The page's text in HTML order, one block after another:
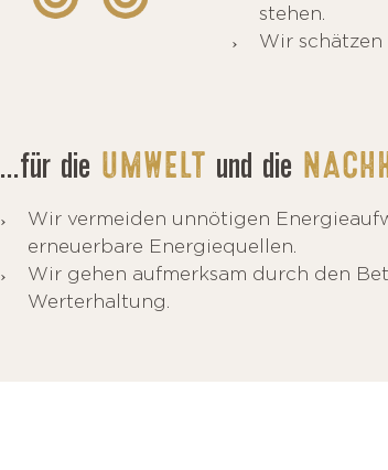
stehen.
Wir
...für die UMWELT und die
Wir vermeiden unnötigen
erneuerbare Energiequellen.
Wir gehen aufmerksam durch den
Werterhaltung.